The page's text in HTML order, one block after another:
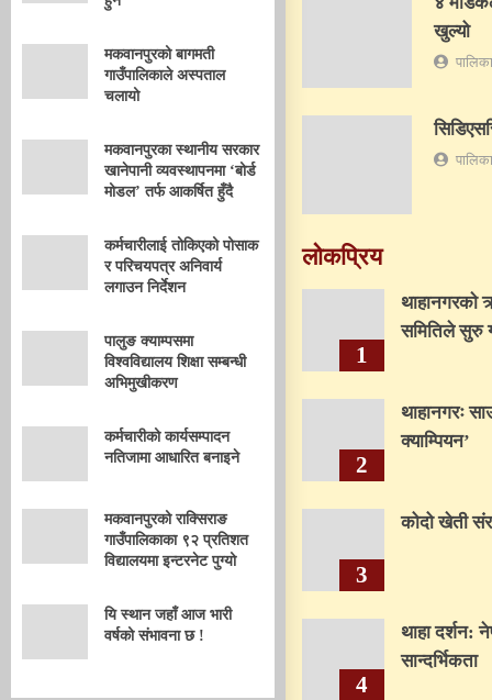
मकवानपुरको बागमती
गाउँपालिकाले अस्पताल
चलायो
मकवानपुरका स्थानीय सरकार
खानेपानी व्यवस्थापनमा ‘बोर्ड
मोडल’ तर्फ आकर्षित हुँदै
कर्मचारीलाई तोकिएको पोसाक
र परिचयपत्र अनिवार्य
लगाउन निर्देशन
पालुङ क्याम्पसमा
विश्वविद्यालय शिक्षा सम्बन्धी
अभिमुखीकरण
कर्मचारीको कार्यसम्पादन
नतिजामा आधारित बनाइने
मकवानपुरको राक्सिराङ
गाउँपालिकाका ९२ प्रतिशत
विद्यालयमा इन्टरनेट पुग्यो
यि स्थान जहाँ आज भारी
वर्षको संभावना छ !
खुल्यो
लोकप्रिय
1
थाहानगरकाे
समितिले सुरु
2
थाहानगरः
क्याम्पियन’
3
कोदो खेती
4
थाहा दर्शन:
सान्दर्भिकता